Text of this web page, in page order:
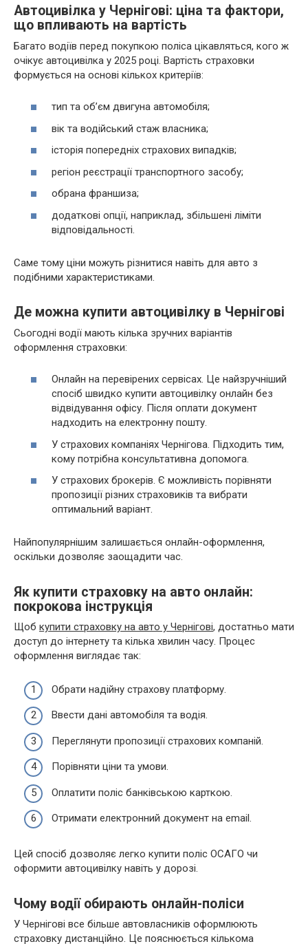
Автоцивілка у Чернігові: ціна та фактори,
що впливають на вартість
Багато водіїв перед покупкою поліса цікавляться, кого ж
очікує автоцивілка у 2025 році. Вартість страховки
формується на основі кількох критеріїв:
тип та об’єм двигуна автомобіля;
вік та водійський стаж власника;
історія попередніх страхових випадків;
регіон реєстрації транспортного засобу;
обрана франшиза;
додаткові опції, наприклад, збільшені ліміти
відповідальності.
Саме тому ціни можуть різнитися навіть для авто з
подібними характеристиками.
Де можна купити автоцивілку в Чернігові
Сьогодні водії мають кілька зручних варіантів
оформлення страховки:
Онлайн на перевірених сервісах. Це найзручніший
спосіб швидко купити автоцивілку онлайн без
відвідування офісу. Після оплати документ
надходить на електронну пошту.
У страхових компаніях Чернігова. Підходить тим,
кому потрібна консультативна допомога.
У страхових брокерів. Є можливість порівняти
пропозиції різних страховиків та вибрати
оптимальний варіант.
Найпопулярнішим залишається онлайн-оформлення,
оскільки дозволяє заощадити час.
Як купити страховку на авто онлайн:
покрокова інструкція
Щоб купити страховку на авто у Чернігові, достатньо мати
доступ до інтернету та кілька хвилин часу. Процес
оформлення виглядає так:
Обрати надійну страхову платформу.
Ввести дані автомобіля та водія.
Переглянути пропозиції страхових компаній.
Порівняти ціни та умови.
Оплатити поліс банківською карткою.
Отримати електронний документ на email.
Цей спосіб дозволяє легко купити поліс ОСАГО чи
оформити автоцивілку навіть у дорозі.
Чому водії обирають онлайн-поліси
У Чернігові все більше автовласників оформлюють
страховку дистанційно. Це пояснюється кількома